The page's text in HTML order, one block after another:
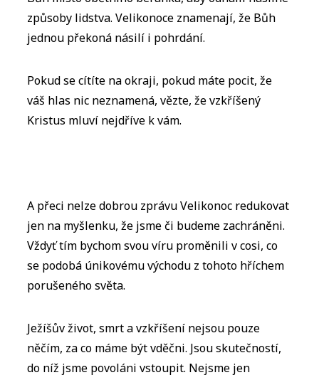
způsoby lidstva. Velikonoce znamenají, že Bůh
jednou překoná násilí i pohrdání.
Pokud se cítíte na okraji, pokud máte pocit, že
váš hlas nic neznamená, vězte, že vzkříšený
Kristus mluví nejdříve k vám.
A přeci nelze dobrou zprávu Velikonoc redukovat
jen na myšlenku, že jsme či budeme zachráněni.
Vždyť tím bychom svou víru proměnili v cosi, co
se podobá únikovému východu z tohoto hříchem
porušeného světa.
Ježíšův život, smrt a vzkříšení nejsou pouze
něčím, za co máme být vděčni. Jsou skutečností,
do níž jsme povoláni vstoupit. Nejsme jen